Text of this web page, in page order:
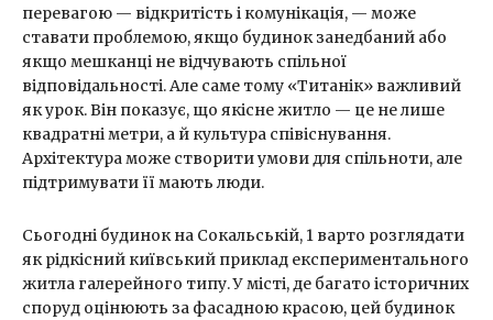
перевагою — відкритість і комунікація, — може
ставати проблемою, якщо будинок занедбаний або
якщо мешканці не відчувають спільної
відповідальності. Але саме тому «Титанік» важливий
як урок. Він показує, що якісне житло — це не лише
квадратні метри, а й культура співіснування.
Архітектура може створити умови для спільноти, але
підтримувати її мають люди.
Сьогодні будинок на Сокальській, 1 варто розглядати
як рідкісний київський приклад експериментального
житла галерейного типу. У місті, де багато історичних
споруд оцінюють за фасадною красою, цей будинок